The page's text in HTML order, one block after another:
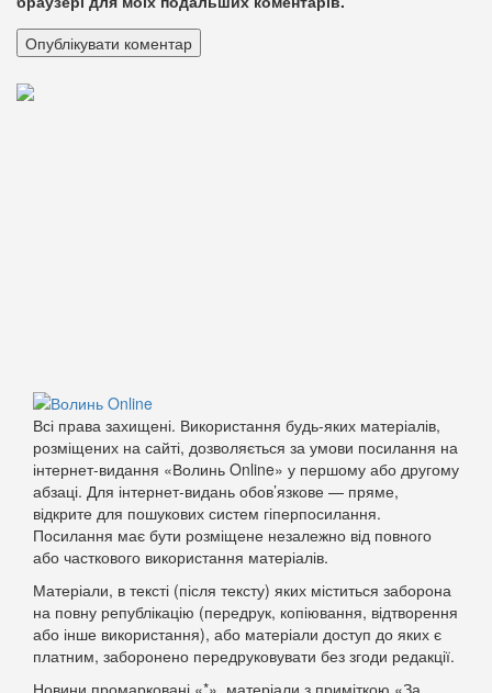
Всі права захищені. Використання будь-яких матеріалів,
розміщених на сайті, дозволяється за умови посилання на
інтернет-видання «Волинь Online» у першому або другому
абзаці. Для інтернет-видань обов’язкове — пряме,
відкрите для пошукових систем гіперпосилання.
Посилання має бути розміщене незалежно від повного
або часткового використання матеріалів.
Матеріали, в тексті (після тексту) яких міститься заборона
на повну републікацію (передрук, копіювання, відтворення
або інше використання), або матеріали доступ до яких є
платним, заборонено передруковувати без згоди редакції.
Новини промарковані «*», матеріали з приміткою «За